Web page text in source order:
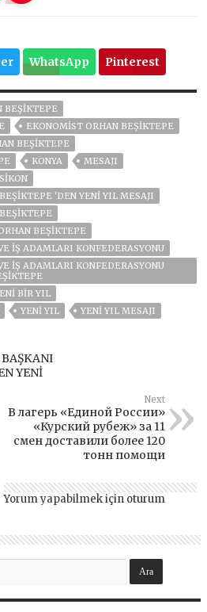
WhatsApp Pinterest
BEŞIKTEPE
EKONOMIST ORHAN BEŞIKTEPE
BEŞIKTEPE
KONYA
MESAJI
'DEN YENİ YIL MESAJI
BEŞİKTEPE
İŞ ADAMLARI KONFEDERASYONU
İŞ ADAMLARI KONFEDERASYONU
BIR YIL
YENI YIL YENI YIL MESAJI
YENİ
Next
В лагерь «Единой России»
«Курский рубеж» за 11
смен доставили более 120
тонн помощи
Yorum yapabilmek için oturum